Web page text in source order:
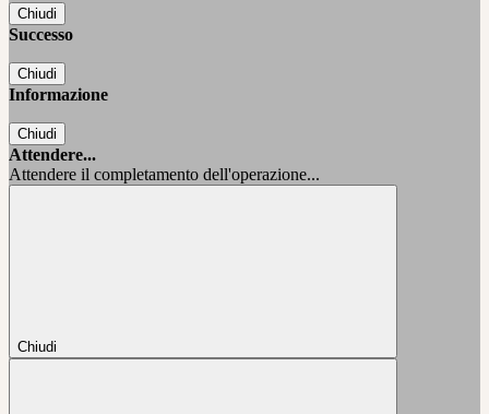
Chiudi
Successo
Chiudi
Informazione
Chiudi
Attendere...
Attendere il completamento dell'operazione...
Chiudi